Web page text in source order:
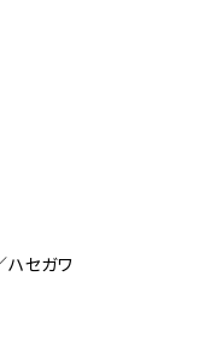
セガワ